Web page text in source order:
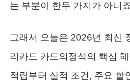
는 부분이 한두 가지가 아니
그래서 오늘은 2026년 최신
리카드 카드의정석의 핵심 혜
적립부터 실적 조건, 주요 할